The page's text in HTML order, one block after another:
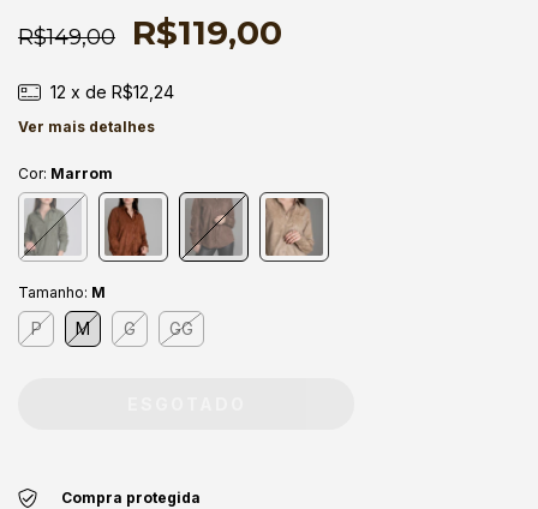
R$149,00 R$119,00
12 x de R$12,24
Ver mais detalhes
Cor: Marrom
Tamanho: M
P M G GG
Compra protegida